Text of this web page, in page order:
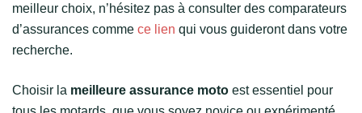
meilleur choix, n’hésitez pas à consulter des comparateurs
d’assurances comme ce lien qui vous guideront dans votre
recherche.
Choisir la meilleure assurance moto est essentiel pour